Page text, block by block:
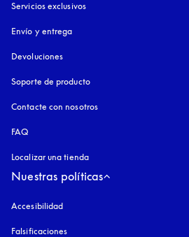
Servicios exclusivos
Envío y entrega
Devoluciones
Soporte de producto
Contacte con nosotros
FAQ
Localizar una tienda
Nuestras políticas
Accesibilidad
Falsificaciones